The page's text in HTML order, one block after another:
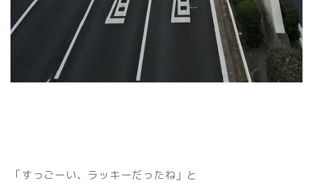
「すっごーい、ラッキーだったね」と